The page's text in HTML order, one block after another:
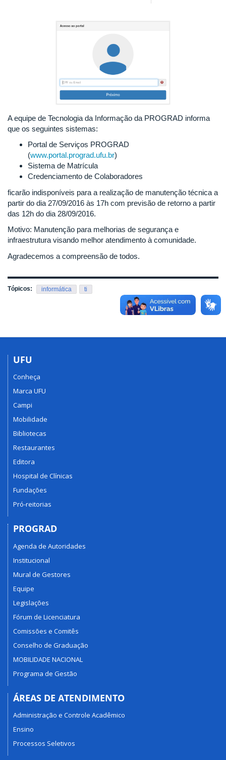
A equipe de Tecnologia da Informação da PROGRAD informa
que os seguintes sistemas:
Portal de Serviços PROGRAD
(www.portal.prograd.ufu.br)
Sistema de Matrícula
Credenciamento de Colaboradores
ficarão indisponíveis para a realização de manutenção técnica a
partir do dia 27/09/2016 às 17h com previsão de retorno a partir
das 12h do dia 28/09/2016.
Motivo: Manutenção para melhorias de segurança e
infraestrutura visando melhor atendimento à comunidade.
Agradecemos a compreensão de todos.
Tópicos: informática ti
UFU
Conheça
Marca UFU
Campi
Mobilidade
Bibliotecas
Restaurantes
Editora
Hospital de Clínicas
Fundações
Pró-reitorias
PROGRAD
Agenda de Autoridades
Institucional
Mural de Gestores
Equipe
Legislações
Fórum de Licenciatura
Comissões e Comitês
Conselho de Graduação
MOBILIDADE NACIONAL
Programa de Gestão
ÁREAS DE ATENDIMENTO
Administração e Controle Acadêmico
Ensino
Processos Seletivos